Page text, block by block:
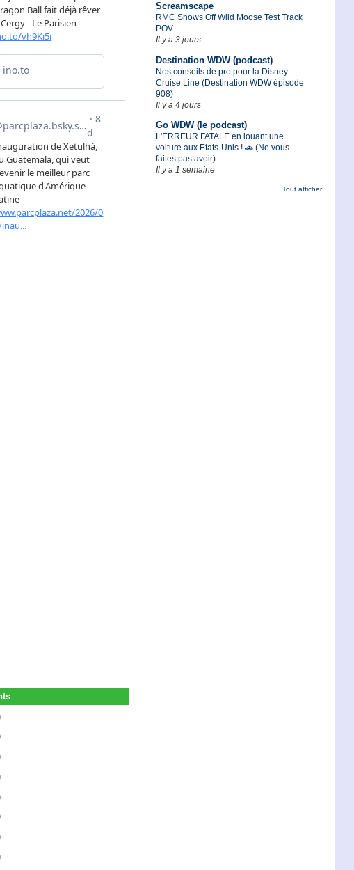
Screamscape
RMC Shows Off Wild Moose Test Track
POV
Il y a 3 jours
Destination WDW (podcast)
Nos conseils de pro pour la Disney
Cruise Line (Destination WDW épisode
908)
Il y a 4 jours
Go WDW (le podcast)
L'ERREUR FATALE en louant une
voiture aux Etats-Unis ! 🚗 (Ne vous
faites pas avoir)
Il y a 1 semaine
Tout afficher